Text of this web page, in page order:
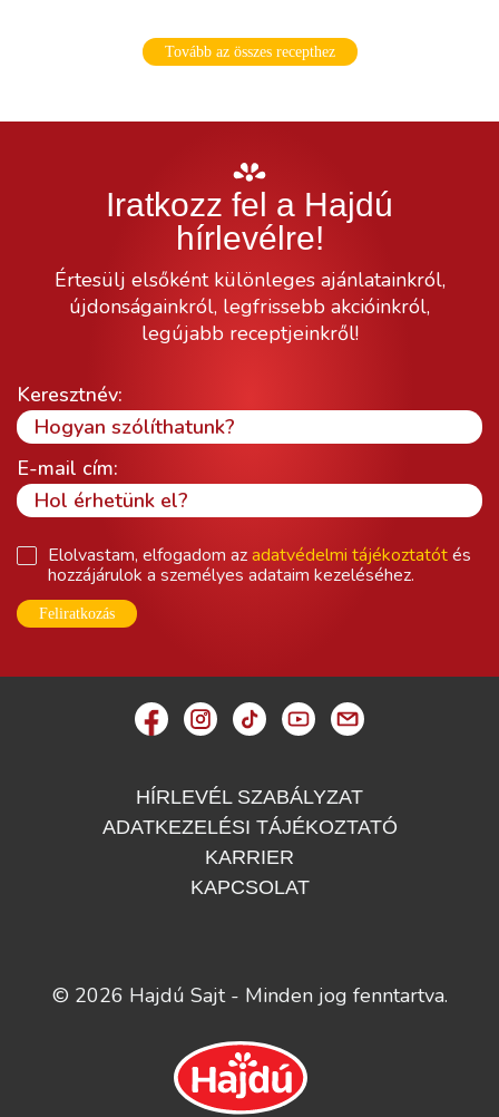
Tovább az összes recepthez
Iratkozz fel a Hajdú
hírlevélre!
Értesülj elsőként különleges ajánlatainkról,
újdonságainkról, legfrissebb akcióinkról,
legújabb receptjeinkről!
Keresztnév:
E-mail cím:
Elolvastam, elfogadom azadatvédelmi tájékoztatótés
hozzájárulok a személyes adataim kezeléséhez.
Feliratkozás
HÍRLEVÉL SZABÁLYZAT
ADATKEZELÉSI TÁJÉKOZTATÓ
KARRIER
KAPCSOLAT
© 2026 Hajdú Sajt - Minden jog fenntartva.